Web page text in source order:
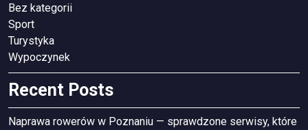
Bez kategorii
Sport
Turystyka
Wypoczynek
Recent Posts
Naprawa rowerów w Poznaniu — sprawdzone serwisy, które